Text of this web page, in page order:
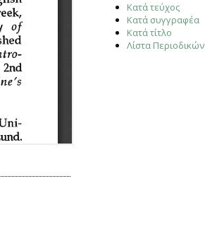
Κατά τεύχος
Κατά συγγραφέα
Κατά τίτλο
Λίστα Περιοδικών